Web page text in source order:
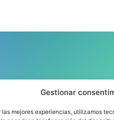
Gestionar
las mejores experiencias, utilizamos